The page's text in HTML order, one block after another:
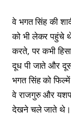
वे भगत सिंह की
को भी लेकर पहुंचे
करते, पर कभी
दूध पी जाते और
भगत सिंह को
वे राजगुरु और
देखने चले जाते थे।